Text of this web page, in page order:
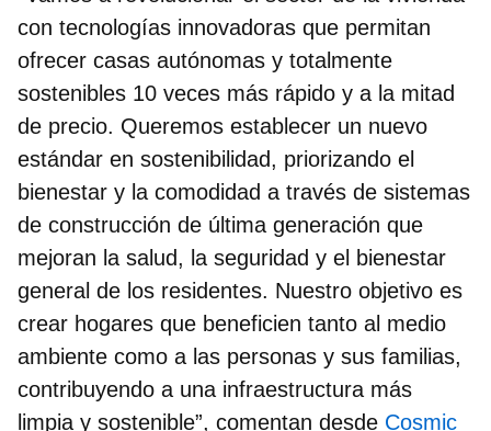
con tecnologías innovadoras que permitan
ofrecer casas autónomas y totalmente
sostenibles 10 veces más rápido y a la mitad
de precio. Queremos establecer un nuevo
estándar en sostenibilidad, priorizando el
bienestar y la comodidad a través de sistemas
de construcción de última generación que
mejoran la salud, la seguridad y el bienestar
general de los residentes. Nuestro objetivo es
crear hogares que beneficien tanto al medio
ambiente como a las personas y sus familias,
contribuyendo a una infraestructura más
limpia y sostenible”, comentan desde Cosmic